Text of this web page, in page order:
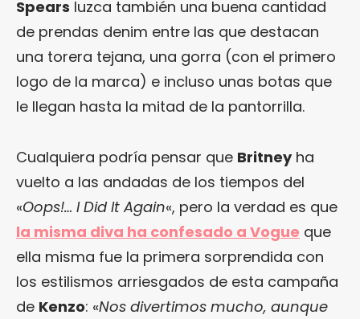
Spears luzca también una buena cantidad
de prendas denim entre las que destacan
una torera tejana, una gorra (con el primero
logo de la marca) e incluso unas botas que
le llegan hasta la mitad de la pantorrilla.
Cualquiera podría pensar que Britneyha
vuelto a las andadas de los tiempos del
«Oops!… I Did It Again«, pero la verdad es que
la misma diva ha confesado a Vogue que
ella misma fue la primera sorprendida con
los estilismos arriesgados de esta campaña
de Kenzo: «Nos divertimos mucho, aunque